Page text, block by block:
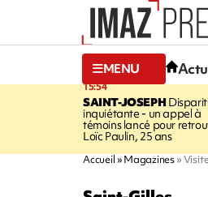
MENU
15:54
SAINT-JOSEPH
inquiétante - un appel à
témoins lancé pour
Loïc Paulin, 25 ans
Accueil Magazines